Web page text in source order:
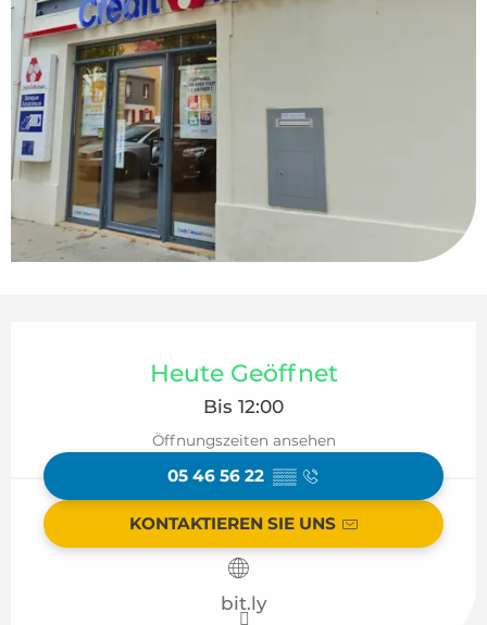
Heute Geöffnet
Bis 12:00
Öffnungszeiten ansehen
05 46 56 22 ▒▒
KONTAKTIEREN SIE UNS
bit.ly